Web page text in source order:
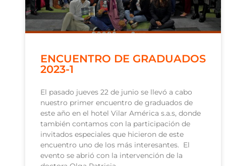
ENCUENTRO DE GRADUADOS
2023-1
El pasado jueves 22 de junio se llevó a cabo
nuestro primer encuentro de graduados de
este año en el hotel Vilar América s.a.s, donde
también contamos con la participación de
invitados especiales que hicieron de este
encuentro uno de los más interesantes. El
evento se abrió con la intervención de la